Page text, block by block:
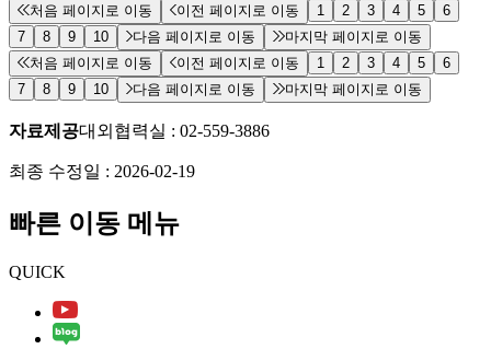
처음 페이지로 이동 이전 페이지로 이동 1 2 3 4 5
6
7
8 9 10 다음 페이지로 이동
마지막 페이지로 이동
처음 페이지로 이동
이전 페이지로 이동 1 2 3 4 5
6
7
8 9 10 다음 페이지로 이동 마지막 페이지로 이동
자료제공대외협력실 : 02-559-3886
최종 수정일 : 2026-02-19
빠른 이동 메뉴
QUICK